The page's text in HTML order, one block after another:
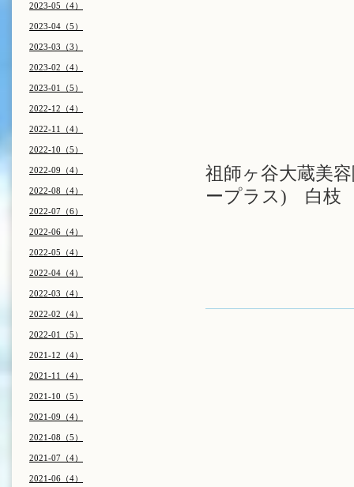
祖師ヶ谷大蔵美
ープラス) 白枝
2023-05（4）
2023-04（5）
2023-03（3）
2023-02（4）
2023-01（5）
2022-12（4）
2022-11（4）
2022-10（5）
2022-09（4）
2022-08（4）
2022-07（6）
2022-06（4）
2022-05（4）
2022-04（4）
2022-03（4）
2022-02（4）
2022-01（5）
2021-12（4）
2021-11（4）
2021-10（5）
2021-09（4）
2021-08（5）
2021-07（4）
2021-06（4）